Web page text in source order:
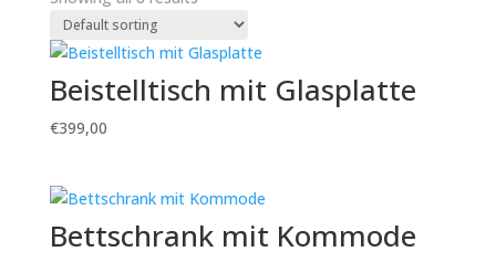
Beistelltisch mit Glasplatte
€399,00
Bettschrank mit Kommode